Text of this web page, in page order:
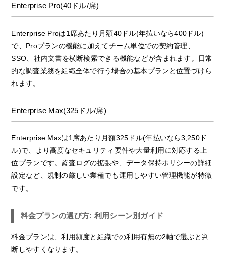
Enterprise Pro(40ドル/席)
Enterprise Proは1席あたり月額40ドル(年払いなら400ドル)
で、Proプランの機能に加えてチーム単位での契約管理、
SSO、社内文書を横断検索できる機能などが含まれます。日常
的な調査業務を組織全体で行う場合の基本プランと位置づけら
れます。
Enterprise Max(325ドル/席)
Enterprise Maxは1席あたり月額325ドル(年払いなら3,250ド
ル)で、より高度なセキュリティ要件や大量利用に対応する上
位プランです。監査ログの拡張や、データ保持ポリシーの詳細
設定など、規制の厳しい業種でも運用しやすい管理機能が特徴
です。
料金プランの選び方: 利用シーン別ガイド
料金プランは、利用頻度と組織での利用有無の2軸で選ぶと判
断しやすくなります。